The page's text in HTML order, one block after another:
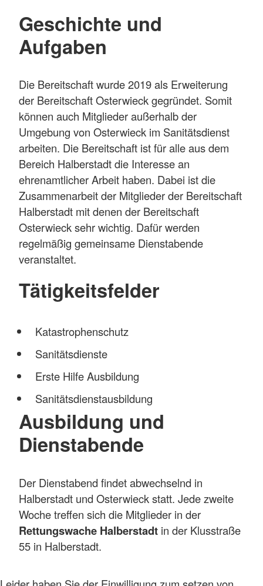
Geschichte und
Aufgaben
Die Bereitschaft wurde 2019 als Erweiterung
der Bereitschaft Osterwieck gegründet. Somit
können auch Mitglieder außerhalb der
Umgebung von Osterwieck im Sanitätsdienst
arbeiten. Die Bereitschaft ist für alle aus dem
Bereich Halberstadt die Interesse an
ehrenamtlicher Arbeit haben. Dabei ist die
Zusammenarbeit der Mitglieder der Bereitschaft
Halberstadt mit denen der Bereitschaft
Osterwieck sehr wichtig. Dafür werden
regelmäßig gemeinsame Dienstabende
veranstaltet.
Tätigkeitsfelder
Katastrophenschutz
Sanitätsdienste
Erste Hilfe Ausbildung
Sanitätsdienstausbildung
Ausbildung und
Dienstabende
Der Dienstabend findet abwechselnd in
Halberstadt und Osterwieck statt. Jede zweite
Woche treffen sich die Mitglieder in der
Rettungswache Halberstadt in der Klusstraße
55 in Halberstadt.